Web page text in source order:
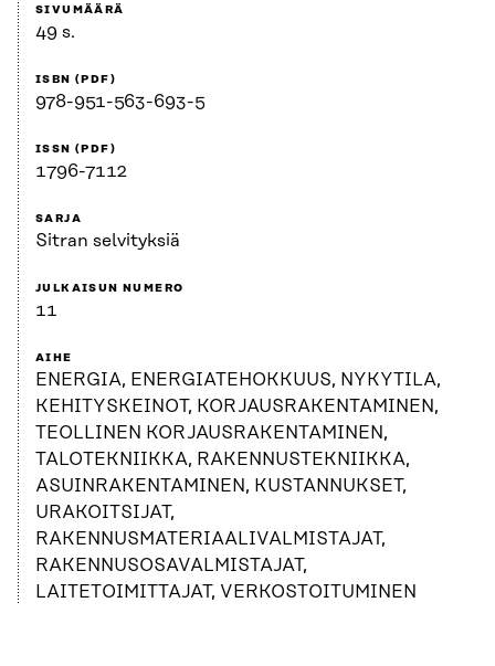
SIVUMÄÄRÄ
49 s.
ISBN (PDF)
978-951-563-693-5
ISSN (PDF)
1796-7112
SARJA
Sitran selvityksiä
JULKAISUN NUMERO
11
AIHE
ENERGIA, ENERGIATEHOKKUUS, NYKYTILA,
KEHITYSKEINOT, KORJAUSRAKENTAMINEN,
TEOLLINEN KORJAUSRAKENTAMINEN,
TALOTEKNIIKKA, RAKENNUSTEKNIIKKA,
ASUINRAKENTAMINEN, KUSTANNUKSET,
URAKOITSIJAT,
RAKENNUSMATERIAALIVALMISTAJAT,
RAKENNUSOSAVALMISTAJAT,
LAITETOIMITTAJAT, VERKOSTOITUMINEN